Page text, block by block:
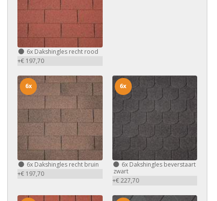
6x Dakshingles recht rood
+€ 197,70
6x Dakshingles recht bruin
+€ 197,70
6x
6xDakshingles beverstaart
zwart
+€ 227,70
6x